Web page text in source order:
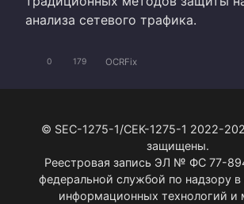
анализа сетевого трафика.
0 179 OCRFix
© SEC-1275-1/СЕК-1275-1 2022-
защищены.
Реестровая запись ЭЛ № ФС 77-
федеральной службой по надзору в
информационных технологий и